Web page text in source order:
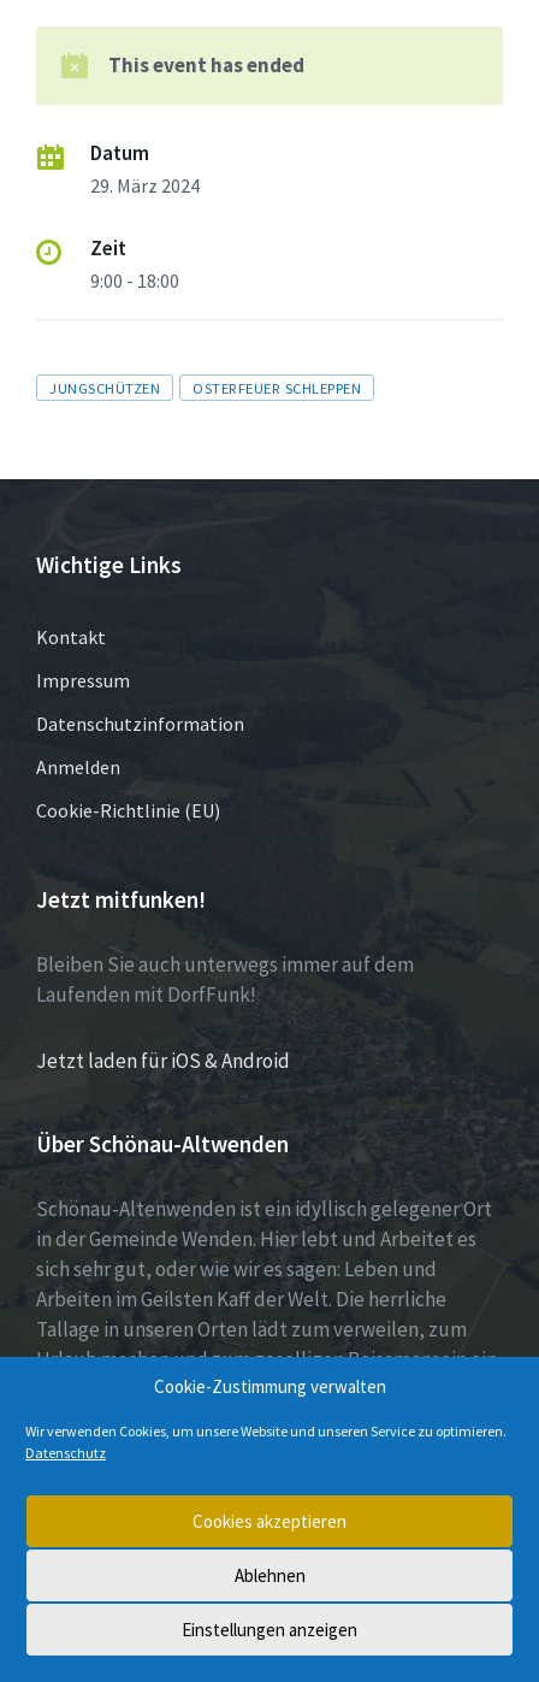
Cookie-Zustimmung verwalten
Wir verwenden Cookies, um unsere Website und unseren Service zu optimieren.
Datenschutz
Cookies akzeptieren
Ablehnen
Einstellungen anzeigen
This event has ended
Datum
29. März 2024
Zeit
9:00 - 18:00
Tags
JUNGSCHÜTZEN OSTERFEUER SCHLEPPEN
Wichtige Links
Kontakt
Impressum
Datenschutzinformation
Anmelden
Cookie-Richtlinie (EU)
Jetzt mitfunken!
Bleiben Sie auch unterwegs immer auf dem
Laufenden mit DorfFunk!
Jetzt laden für iOS & Android
Über Schönau-Altwenden
Schönau-Altenwenden ist ein idyllisch gelegener Ort
in der Gemeinde Wenden. Hier lebt und Arbeitet es
sich sehr gut, oder wie wir es sagen: Leben und
Arbeiten im Geilsten Kaff der Welt. Die herrliche
Tallage in unseren Orten lädt zum verweilen, zum
Urlaub machen und zum geselligen Beisamensein ein.
Dies wird auch durch unser aktives Vereinsleben
Instagram
© 2026 Schönau-Altenwenden